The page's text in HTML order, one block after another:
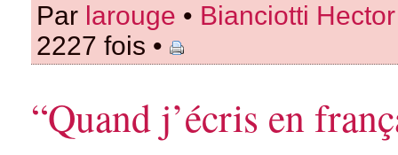
Par larouge • Bianciotti Hector
2227 fois •
“Quand j’écris en